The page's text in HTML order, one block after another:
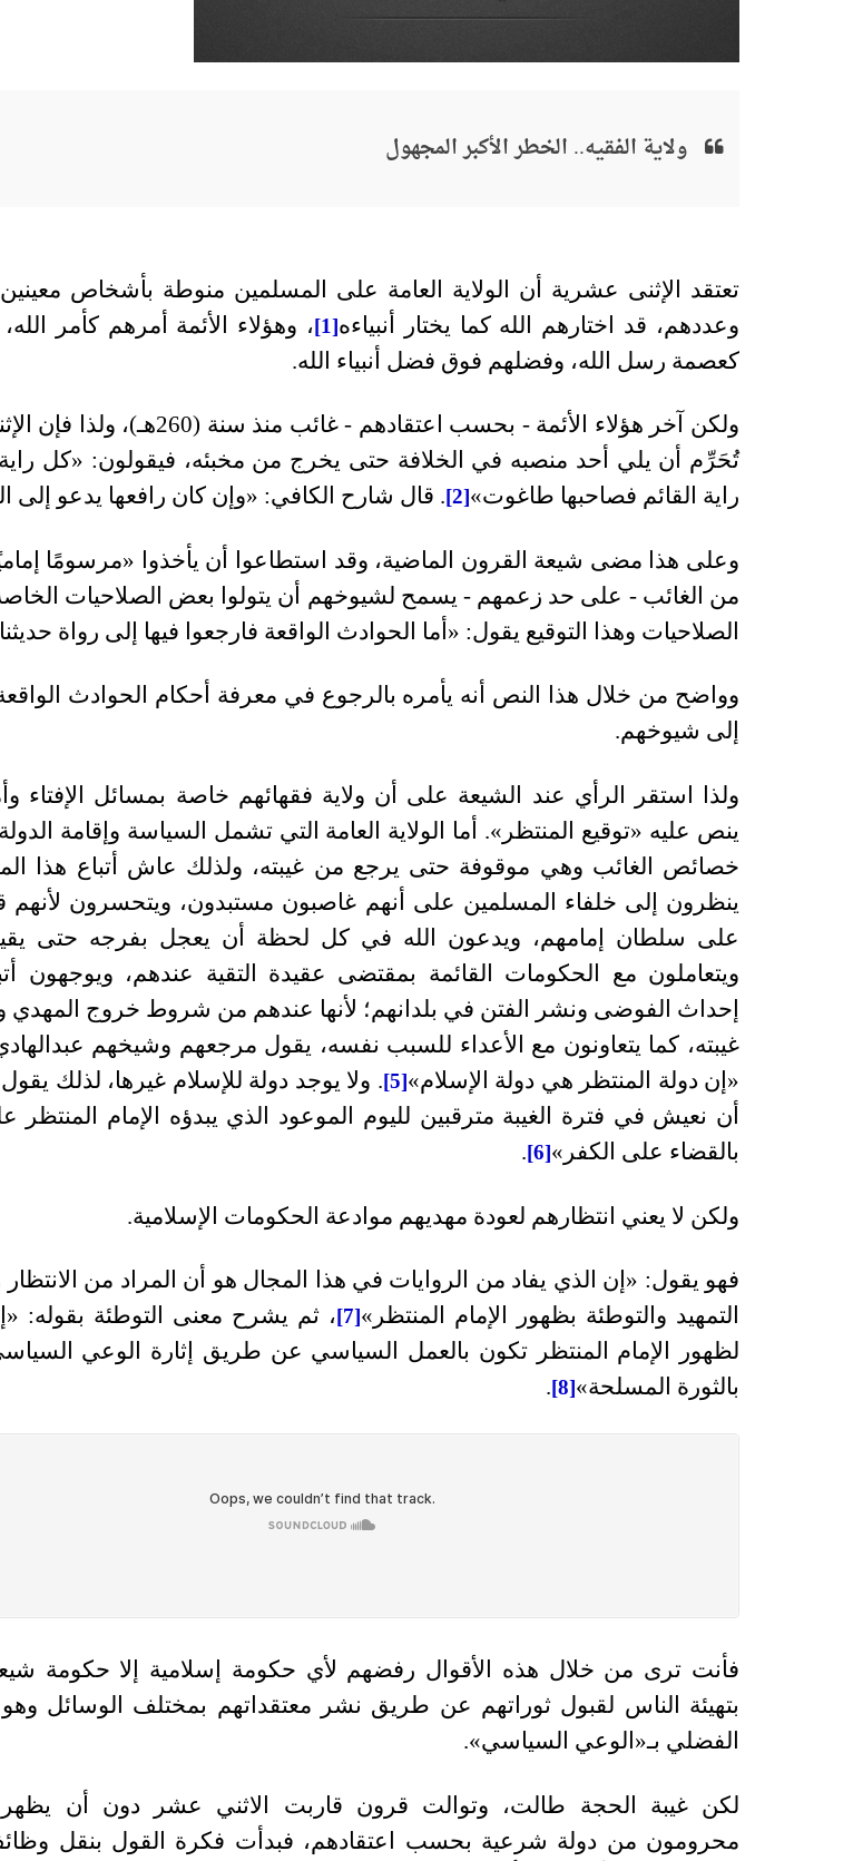
ولاية الفقيه.. الخطر الأكبر المجهول
تعتقد الإثنى عشرية أن الولاية العامة على المسلمين منوطة بأشخاص
وعددهم، قد اختارهم الله كما يختار أنبياءه[1]
، وهؤلاء الأئمة أمرهم كأمر
كعصمة رسل الله، وفضلهم فوق فضل أنبياء الله.
ولكن آخر هؤلاء الأئمة - بحسب اعتقادهم - غائب منذ
تُحَرِّم أن يلي أحد منصبه في الخلافة حتى يخرج من مخبئه، فيقولون: «كل
راية القائم فصاحبها طاغوت»[2] . قال شارح الكافي: «وإن كان رافعها يدعو إلى
وعلى هذا مضى شيعة القرون الماضية، وقد استطاعوا أن يأخذوا «مرسومًا
من الغائب - على حد زعمهم - يسمح لشيوخهم أن يتولوا بعض الصلاحيات
الصلاحيات وهذا التوقيع يقول: «أما الحوادث الواقعة فارجعوا فيها إلى رواة
وواضح من خلال هذا النص أنه يأمره بالرجوع في معرفة أحكام الحوادث
إلى شيوخهم.
ولذا استقر الرأي عند الشيعة على أن ولاية فقهائهم خاصة بمسائل الإفتاء
ينص عليه «توقيع المنتظر». أما الولاية العامة التي تشمل السياسة وإقامة
خصائص الغائب وهي موقوفة حتى يرجع من غيبته، ولذلك عاش أتباع هذا
ينظرون إلى خلفاء المسلمين على أنهم غاصبون مستبدون، ويتحسرون لأنهم
على سلطان إمامهم، ويدعون الله في كل لحظة أن يعجل بفرجه حتى
ويتعاملون مع الحكومات القائمة بمقتضى عقيدة التقية عندهم، ويوجهون
إحداث الفوضى ونشر الفتن في بلدانهم؛ لأنها عندهم من شروط خروج المهدي
غيبته، كما يتعاونون مع الأعداء للسبب نفسه، يقول مرجعهم وشيخهم
«إن دولة المنتظر هي دولة الإسلام»[5]
. ولا يوجد دولة للإسلام غيرها، لذلك
أن نعيش في فترة الغيبة مترقبين لليوم الموعود الذي يبدؤه الإمام المنتظر
بالقضاء على الكفر»[6]
.
ولكن لا يعني انتظارهم لعودة مهديهم موادعة الحكومات الإسلامية.
فهو يقول: «إن الذي يفاد من الروايات في هذا المجال هو أن المراد من
التمهيد والتوطئة بظهور الإمام المنتظر»[7]
، ثم يشرح معنى التوطئة بقوله:
لظهور الإمام المنتظر تكون بالعمل السياسي عن طريق إثارة الوعي
بالثورة المسلحة»[8]
.
فأنت ترى من خلال هذه الأقوال رفضهم لأي حكومة إسلامية إلا حكومة
بتهيئة الناس لقبول ثوراتهم عن طريق نشر معتقداتهم بمختلف الوسائل
الفضلي بـ«الوعي السياسي».
لكن غيبة الحجة طالت، وتوالت قرون قاربت الاثني عشر دون أن
محرومون من دولة شرعية بحسب اعتقادهم، فبدأت فكرة القول بنقل